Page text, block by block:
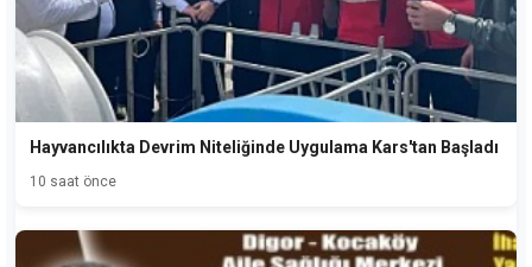
Hayvancılıkta Devrim Niteliğinde Uygulama Kars'tan Başladı
10 saat önce